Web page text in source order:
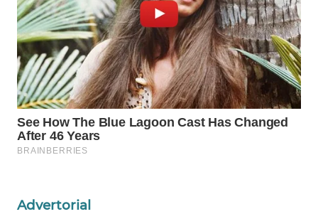
Advertorial
NEWS
WAHANA
TANI
WAHANA
ADVOKAT
WAHANA
WAHANA